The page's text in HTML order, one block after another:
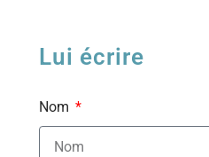
Lui écrire
Nom